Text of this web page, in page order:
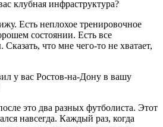
клубная инфраструктура?
Есть неплохое тренировочное
состоянии. Есть все
что мне чего-то не хватает,
у вас Ростов-на-Дону в вашу
это два разных футболиста. Этот
навсегда. Каждый раз, когда